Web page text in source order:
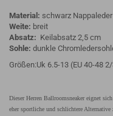
Material: schwarz Nappaleder
Weite: breit
Absatz: Keilabsatz 2,5 cm
Sohle: dunkle
Größen:Uk 6.5-13 (EU 40-48
Dieser Herren Ballroomsneaker eignet
eher sportliche und schlichtere Alternative